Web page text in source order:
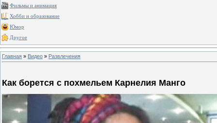
Фильмы и анимация
Хобби и образование
Юмор
Другое
Главная » Видео » Развлечения
Как борется с похмельем Карнелия Манго